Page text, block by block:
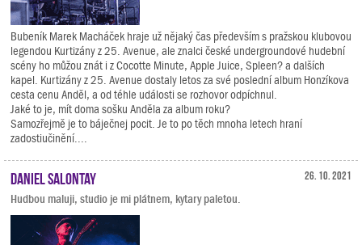
Bubeník Marek Macháček hraje už nějaký čas především s pražskou klubovou
legendou Kurtizány z 25. Avenue, ale znalci české undergroundové hudební
scény ho můžou znát i z Cocotte Minute, Apple Juice, Spleen? a dalších
kapel. Kurtizány z 25. Avenue dostaly letos za své poslední album Honzíkova
cesta cenu Anděl, a od téhle události se rozhovor odpíchnul.
Jaké to je, mít doma sošku Anděla za album roku?
Samozřejmě je to báječnej pocit. Je to po těch mnoha letech hraní
zadostiučinění....
26. 10. 2021
Daniel Salontay
Hudbou maluji, studio je mi plátnem, kytary paletou.